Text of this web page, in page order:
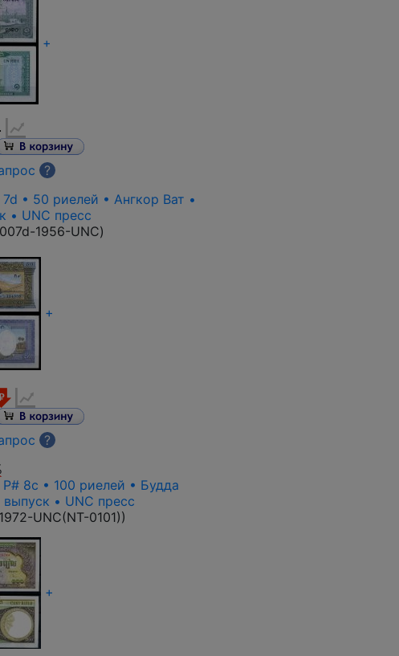
+
?
• 50 риелей • Ангкор Ват •
• UNC пресс
1956-UNC)
+
?
8c • 100 риелей • Будда
• UNC пресс
UNC(NT-0101))
+